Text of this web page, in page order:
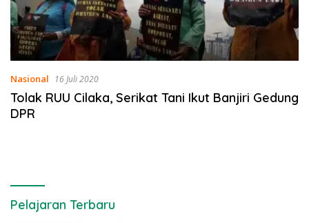
Nasional 16 Juli 2020
Tolak RUU Cilaka, Serikat Tani Ikut Banjiri Gedung
DPR
Pelajaran Terbaru